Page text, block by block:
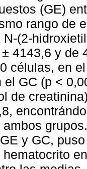
(GE)
rango de
(2-
4143,6 y de
células, en
el GC (p <
de
ambos
y GC,